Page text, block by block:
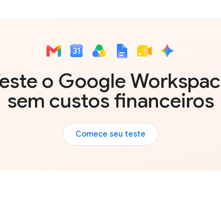
o Google
sem custos financeiros
Comece seu teste